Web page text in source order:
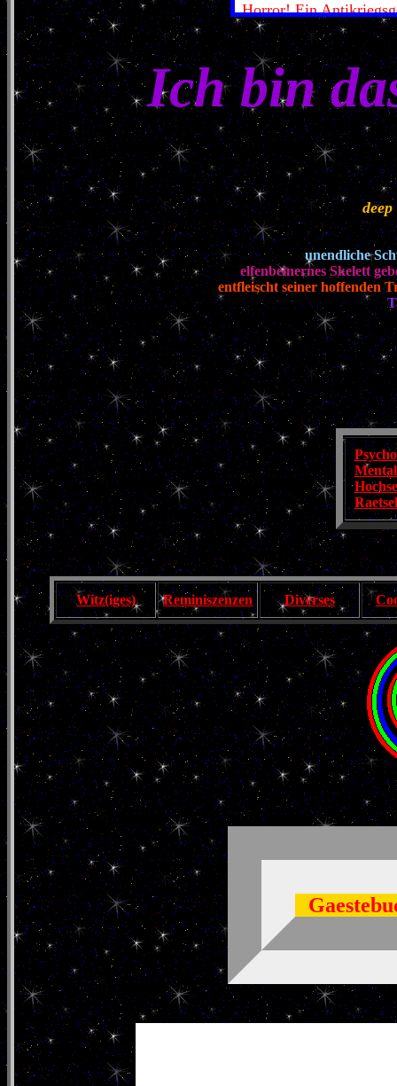
Ich bin
unendliche
elfenbeinernes Skelett
entfleischt seiner hoffenden
Raetsel
Witz(iges) Reminiszenzen Diverses